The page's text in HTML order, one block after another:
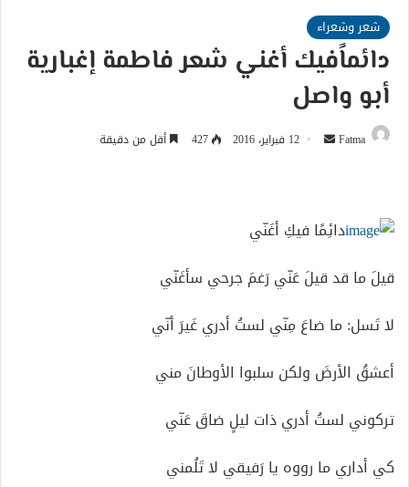
شعر وشعراء
دائماًفيك أغني شعر فاطمة إغبارية
أبو واصل
Fatma
أرسل 12 فبراير، 2016 427 أقل من دقيقة
دائِمًا فيكِ أغَنّي
قيلَ ما قد قيلَ عَنّي رَغمَ جرحي سأغَنّي
لا تَسل: ما ضاعَ مِنّي لستُ أدري غَيرَ أنّي
أعشقُ الأرضَ ولكن سلبوا الأوطانَ مني
تركوني لستُ أدري ذات ليلٍ ضاقَ عَنّي
كي أداري ما رووه يا رَفيقي لا تَلُمني